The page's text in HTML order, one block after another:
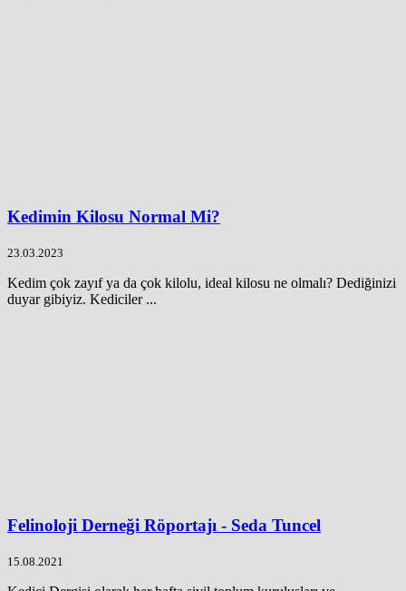
Kedimin Kilosu Normal Mi?
23.03.2023
Kedim çok zayıf ya da çok kilolu, ideal kilosu ne olmalı? Dediğinizi
duyar gibiyiz. Kediciler ...
Felinoloji Derneği Röportajı - Seda Tuncel
15.08.2021